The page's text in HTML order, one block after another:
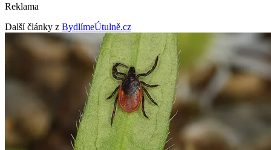
Reklama
Další články z BydlímeÚtulně.cz